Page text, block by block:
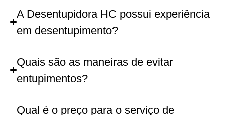
A Desentupidora HC possui experiência
em desentupimento?
Quais são as maneiras de evitar
entupimentos?
Qual é o preço para o serviço de